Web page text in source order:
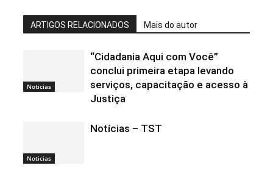
ARTIGOS RELACIONADOS Mais do autor
Noticias
“Cidadania Aqui com Você”
conclui primeira etapa levando
serviços, capacitação e acesso à
Justiça
Noticias
Notícias – TST